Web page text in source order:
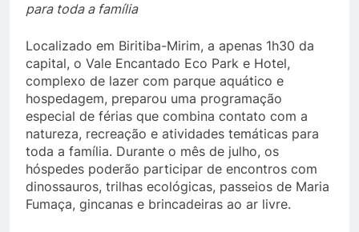
para toda a família
Localizado em Biritiba-Mirim, a apenas 1h30 da
capital, o Vale Encantado Eco Park e Hotel,
complexo de lazer com parque aquático e
hospedagem, preparou uma programação
especial de férias que combina contato com a
natureza, recreação e atividades temáticas para
toda a família. Durante o mês de julho, os
hóspedes poderão participar de encontros com
dinossauros, trilhas ecológicas, passeios de Maria
Fumaça, gincanas e brincadeiras ao ar livre.